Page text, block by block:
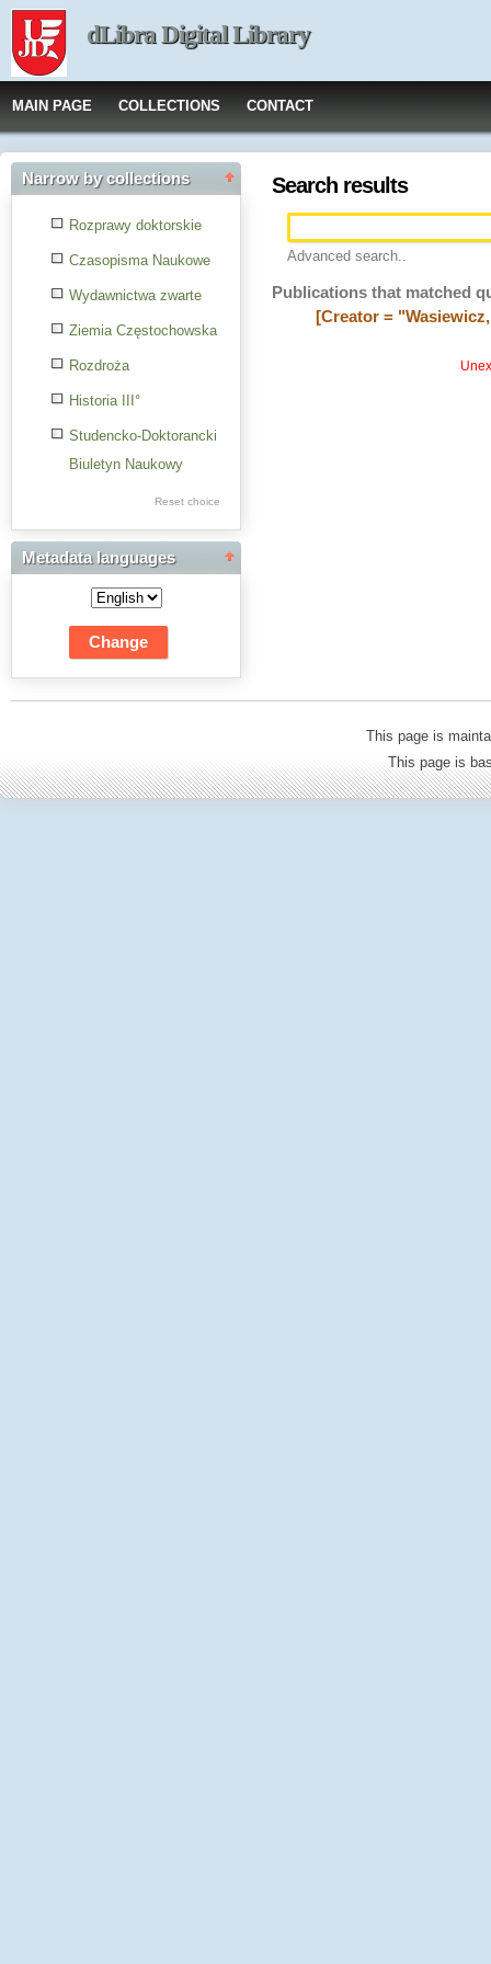
dLibra Digital Library
MAIN PAGE COLLECTIONS CONTACT
Narrow by collections
Rozprawy doktorskie
Czasopisma Naukowe
Wydawnictwa zwarte
Ziemia Częstochowska
Rozdroża
Historia III°
Studencko-Doktorancki
Biuletyn Naukowy
Res Academicae
Science Project Scripts
Biuletyn Informacyjny
WSP w Częstochowie
Reset choice
Metadata languages
Search results
Advanced search..
Publications that matched
[Creator =
This page is
This page is